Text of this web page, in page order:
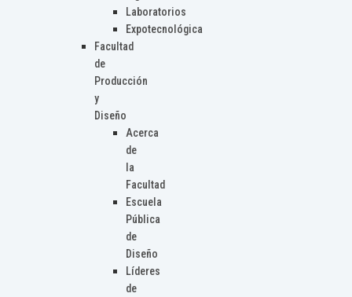
Laboratorios
Expotecnológica
Facultad
de
Producción
y
Diseño
Acerca
de
la
Facultad
Escuela
Pública
de
Diseño
Líderes
de